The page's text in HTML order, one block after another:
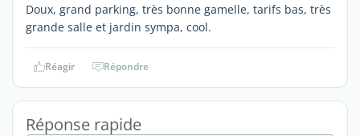
Doux, grand parking, très bonne gamelle, tarifs bas, très
grande salle et jardin sympa, cool.
Réagir Répondre
Réponse rapide